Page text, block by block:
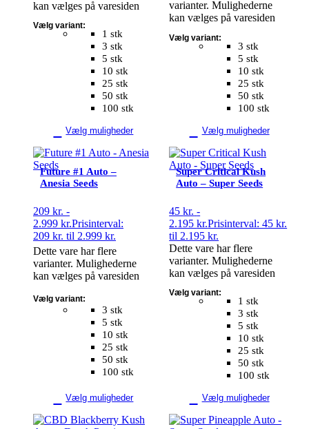
1 stk
3 stk
5 stk
10 stk
25 stk
50 stk
100 stk
Vælg variant:
Vælg muligheder
kan vælges på varesiden
3 stk
5 stk
10 stk
25 stk
50 stk
100 stk
Vælg variant:
Vælg muligheder
varianter. Mulighederne
kan vælges på varesiden
Future #1 Auto –
Anesia Seeds
209 kr. -
2.999 kr.Prisinterval:
209 kr. til 2.999 kr.
3 stk
5 stk
10 stk
25 stk
50 stk
100 stk
Vælg variant:
Vælg muligheder
Dette vare har flere
varianter. Mulighederne
kan vælges på varesiden
Super Critical Kush
Auto – Super Seeds
45kr. -
2.195kr.Prisinterval: 45 kr.
til 2.195 kr.
1 stk
3 stk
5 stk
10 stk
25 stk
50 stk
100 stk
Vælg variant:
Vælg muligheder
Dette vare har flere
varianter. Mulighederne
kan vælges på varesiden